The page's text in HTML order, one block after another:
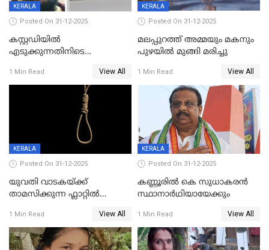
KERALA
Posted On 31-12-2025
കസ്റ്റഡിയിൽ
എടുക്കുന്നതിനിടെ
വധശ്രമക്കേസ് പ്രതി പിടിയിൽ
1 Min Read View All
KERALA
Posted On 31-12-2025
മലപ്പുറത്ത് അമ്മയും മകനും
പുഴയിൽ മുങ്ങി മരിച്ചു
1 Min Read View All
KERALA
Posted On 31-12-2025
യുവതി വാടകയ്ക്ക്
താമസിക്കുന്ന ഫ്ലാറ്റില്‍
സംഭവം കൈതപ്പൊയിലില്‍
1 Min Read View All
KERALA
Posted On 31-12-2025
കണ്ണൂരിൽ കെ സുധാകരൻ
സ്ഥാനാർഥിയായേക്കും
1 Min Read View All